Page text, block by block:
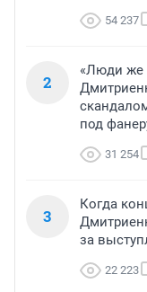
54 237
2
«Люди же
под
31 254
3
Когда
за
22 223